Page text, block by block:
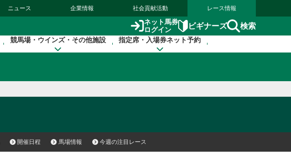
ニュース 企業情報 社会貢献活動 レース情報
ネット馬券
ログイン
ビギナーズ 検索
競馬場・ウインズ・その他施設 指定席・入場券ネット予約
開催日程 馬場情報 今週の注目レース